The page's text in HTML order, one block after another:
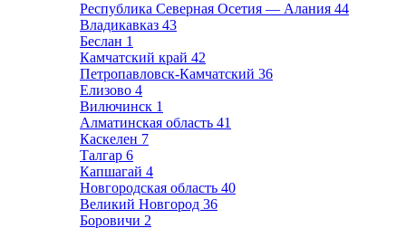
Республика Северная Осетия — Алания 44
Владикавказ 43
Беслан 1
Камчатский край 42
Петропавловск-Камчатский 36
Елизово 4
Вилючинск 1
Алматинская область 41
Каскелен 7
Талгар 6
Капшагай 4
Новгородская область 40
Великий Новгород 36
Боровичи 2